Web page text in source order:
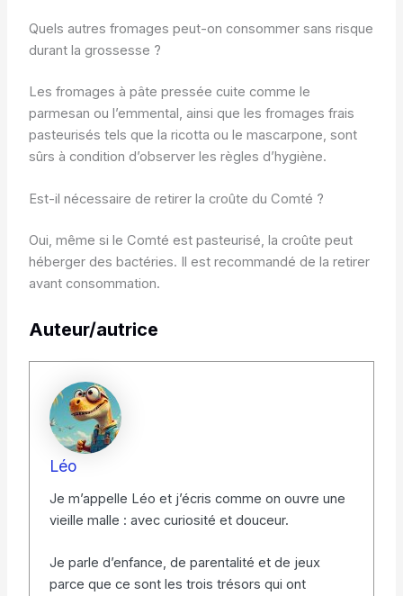
Quels autres fromages peut-on consommer sans risque
durant la grossesse ?
Les fromages à pâte pressée cuite comme le
parmesan ou l’emmental, ainsi que les fromages frais
pasteurisés tels que la ricotta ou le mascarpone, sont
sûrs à condition d’observer les règles d’hygiène.
Est-il nécessaire de retirer la croûte du Comté ?
Oui, même si le Comté est pasteurisé, la croûte peut
héberger des bactéries. Il est recommandé de la retirer
avant consommation.
Auteur/autrice
Léo
Je m’appelle Léo et j’écris comme on ouvre une
vieille malle : avec curiosité et douceur.
Je parle d’enfance, de parentalité et de jeux
parce que ce sont les trois trésors qui ont